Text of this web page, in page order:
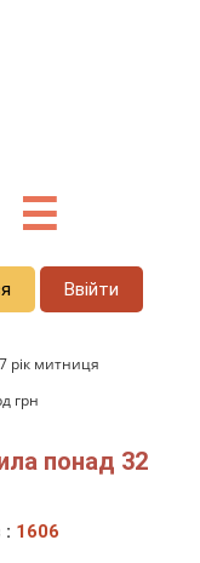
☰
Ввійти
рік митниця
грн
понад 32
: 1606